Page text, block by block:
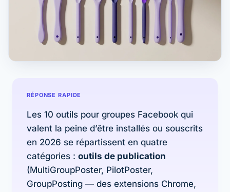
RÉPONSE RAPIDE
Les 10 outils pour groupes Facebook qui
valent la peine d’être installés ou souscrits
en 2026 se répartissent en quatre
catégories : outils de publication
(MultiGroupPoster, PilotPoster,
GroupPosting — des extensions Chrome,